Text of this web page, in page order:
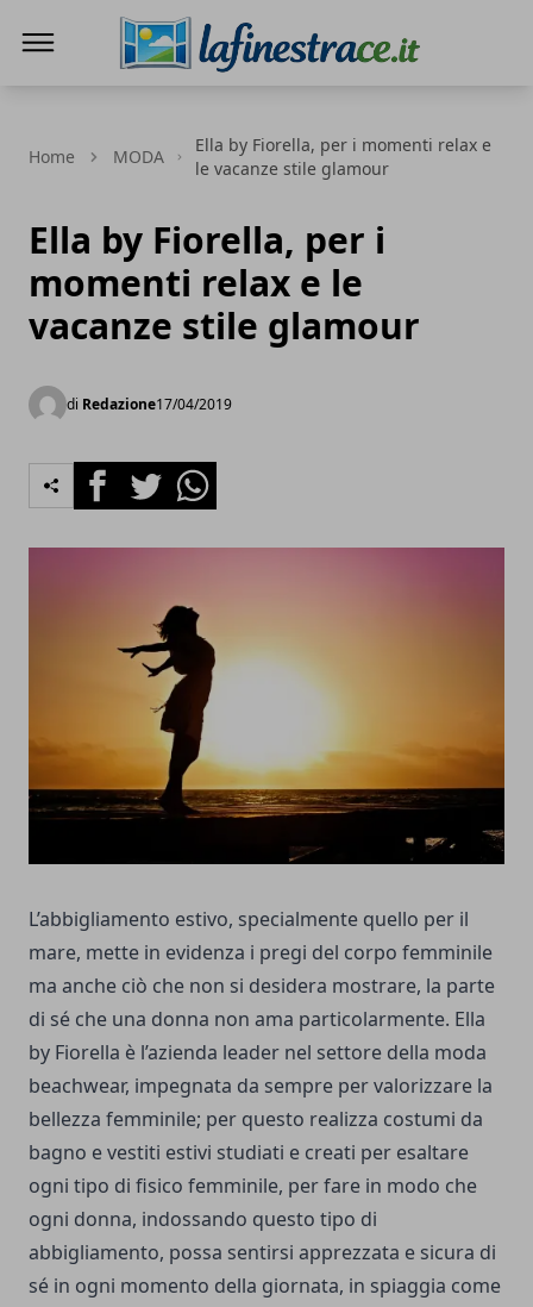
Home MODA
Ella by Fiorella, per i momenti relax e
le vacanze stile glamour
Ella by Fiorella, per i
momenti relax e le
vacanze stile glamour
di Redazione17/04/2019
FacebookTwitterWhatsapp
L’abbigliamento estivo, specialmente quello per il
mare, mette in evidenza i pregi del corpo femminile
ma anche ciò che non si desidera mostrare, la parte
di sé che una donna non ama particolarmente. Ella
by Fiorella è l’azienda leader nel settore della moda
beachwear, impegnata da sempre per valorizzare la
bellezza femminile; per questo realizza costumi da
bagno e vestiti estivi studiati e creati per esaltare
ogni tipo di fisico femminile, per fare in modo che
ogni donna, indossando questo tipo di
abbigliamento, possa sentirsi apprezzata e sicura di
sé in ogni momento della giornata, in spiaggia come